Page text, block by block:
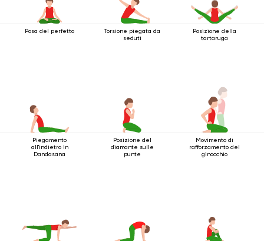
Posa del perfetto
Torsione piegata da
seduti
Posizione della
tartaruga
Piegamento
all'indietro in
Dandasana
Posizione del
diamante sulle
punte
Movimento di
rafforzamento del
ginocchio